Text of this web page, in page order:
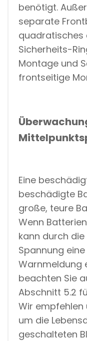
benötigt.
separate
quadratisches
Sicherheits-
Montage und
frontseitige
Eine
beschädigte
große, teure
Wenn
kann durch
Spannung
Warnmeldung
beachten Sie
Abschnitt 5.2
Wir empfehlen
um die
geschalteten